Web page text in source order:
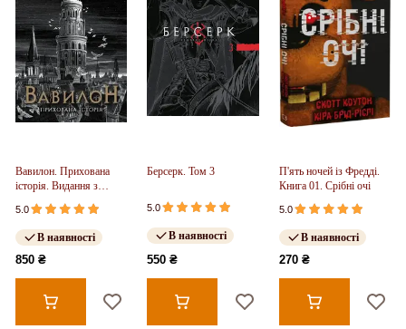
Вавилон. Прихована
історія. Видання з
ілюстрованим зрізом
(у)
5.0
В наявності
850 ₴
Берсерк. Том 3
5.0
В наявності
550 ₴
П'ять ночей із Фредді.
Книга 01. Срібні очі
5.0
В наявності
270 ₴